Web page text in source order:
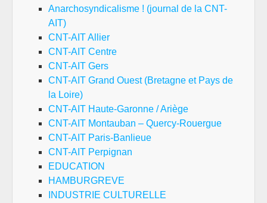
Anarchosyndicalisme ! (journal de la CNT-
AIT)
CNT-AIT Allier
CNT-AIT Centre
CNT-AIT Gers
CNT-AIT Grand Ouest (Bretagne et Pays de
la Loire)
CNT-AIT Haute-Garonne / Ariège
CNT-AIT Montauban – Quercy-Rouergue
CNT-AIT Paris-Banlieue
CNT-AIT Perpignan
EDUCATION
HAMBURGREVE
INDUSTRIE CULTURELLE